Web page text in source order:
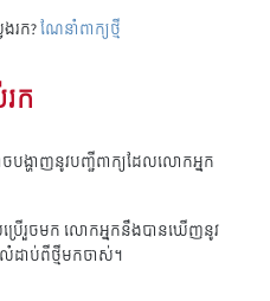
រក?ណែនាំពាក្យថ្មី
ក
បង្ហាញនូវបញ្ជីពាក្យដែលលោកអ្នក
ើរួចមក លោកអ្នកនឹងបានឃើញនូវ
ដាប់ពីថ្មីមកចាស់។